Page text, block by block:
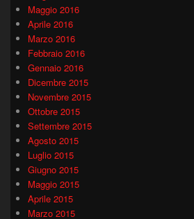
Maggio 2016
Aprile 2016
Marzo 2016
Febbraio 2016
Gennaio 2016
Dicembre 2015
Novembre 2015
Ottobre 2015
Settembre 2015
Agosto 2015
Luglio 2015
Giugno 2015
Maggio 2015
Aprile 2015
Marzo 2015